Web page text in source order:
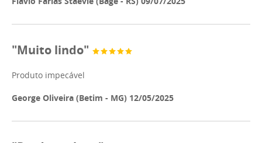
"Muito lindo"
Produto impecável
George Oliveira (Betim - MG) 12/05/2025